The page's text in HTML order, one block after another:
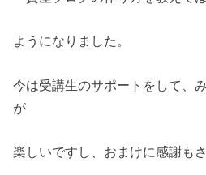
ようになりました。
今は受講生のサポートをして、
が
楽しいですし、おまけに感謝も